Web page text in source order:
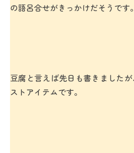
の語呂合せがきっかけだそうです。
豆腐と言えば先日も書きました
ストアイテムです。